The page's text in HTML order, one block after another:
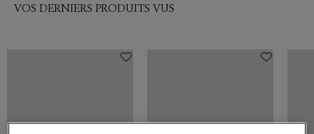
VOS DERNIERS PRODUITS VUS